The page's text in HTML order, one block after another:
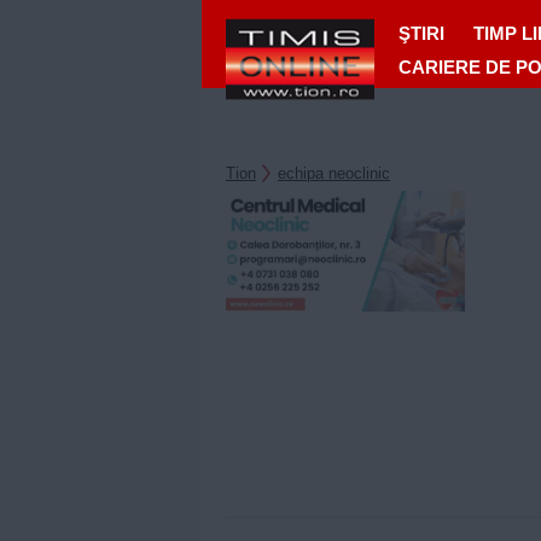
ŞTIRI TIMP
CARIERE DE
Tion echipa neoclinic